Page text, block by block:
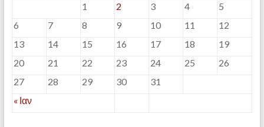
« Ιαν
1 2 3 4
5
6
7 8 9 10 11
12
13
14 15 16 17 18
19
20
21 22 23 24 25
26
27
28 29 30 31